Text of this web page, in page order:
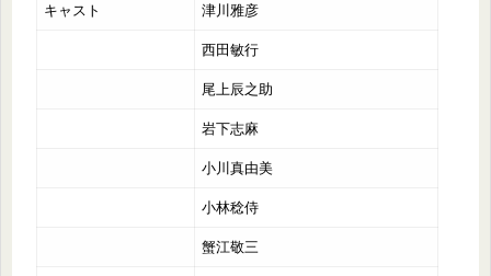
キャスト 津川雅彦
西田敏行
尾上辰之助
岩下志麻
小川真由美
小林稔侍
蟹江敬三